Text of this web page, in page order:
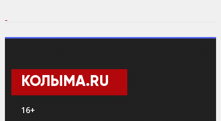
КОЛЫМА.RU
16+